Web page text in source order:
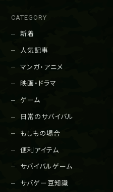
CATEGORY
新着
人気記事
マンガ・アニメ
映画・ドラマ
ゲーム
日常のサバイバル
もしもの場合
便利アイテム
サバイバルゲーム
サバゲー豆知識